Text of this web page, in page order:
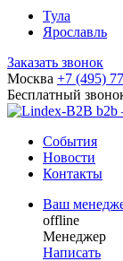
Тула
Ярославль
Заказать звонок
Москва +7 (495)
Бесплатный
b2b
События
Новости
Контакты
Ваш
offline
Менеджер
Написать